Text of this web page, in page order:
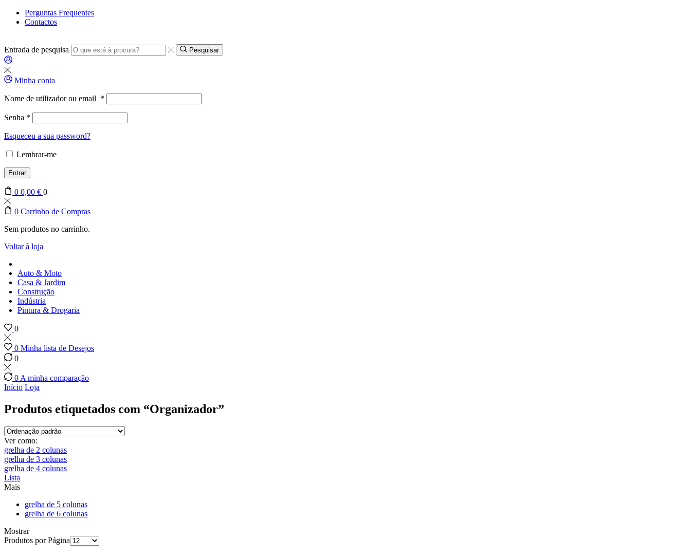
Perguntas Frequentes
Contactos
Entrada de pesquisa Pesquisar
Minha conta
Nome de utilizador ou email *
Senha *
Esqueceu a sua password?
Lembrar-me
Entrar
0 0,00 € 0
0 Carrinho de Compras
Sem produtos no carrinho.
Voltar à loja
Auto & Moto
Casa & Jardim
Construção
Indústria
Pintura & Drogaria
0
0 Minha lista de Desejos
0
0 A minha comparação
Início Loja
Produtos etiquetados com “Organizador”
Ver como:
grelha de 2 colunas
grelha de 3 colunas
grelha de 4 colunas
Lista
Mais
grelha de 5 colunas
grelha de 6 colunas
Mostrar
Produtos por Página